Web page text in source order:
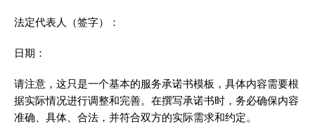
法定代表人（签字）：
日期：
请注意，这只是一个基本的服务承诺书模板，具体内容需要根
据实际情况进行调整和完善。在撰写承诺书时，务必确保内容
准确、具体、合法，并符合双方的实际需求和约定。